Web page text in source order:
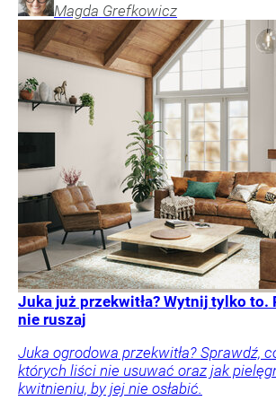
Magda Grefkowicz
Juka już przekwitła? Wytnij tylko to.
nie ruszaj
Juka ogrodowa przekwitła? Sprawdź,
których liści nie usuwać oraz jak
kwitnieniu, by jej nie osłabić.